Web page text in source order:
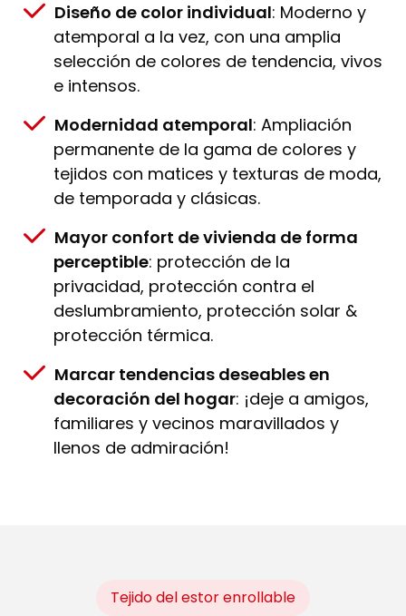
Diseño de color individual: Moderno y
atemporal a la vez, con una amplia
selección de colores de tendencia, vivos
e intensos.
Modernidad atemporal: Ampliación
permanente de la gama de colores y
tejidos con matices y texturas de moda,
de temporada y clásicas.
Mayor confort de vivienda de forma
perceptible: protección de la
privacidad, protección contra el
deslumbramiento, protección solar &
protección térmica.
Marcar tendencias deseables en
decoración del hogar: ¡deje a amigos,
familiares y vecinos maravillados y
llenos de admiración!
Tejido del estor enrollable